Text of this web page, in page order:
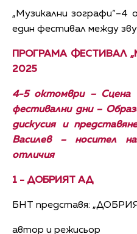
„Музикални
един фестивал между
ПРОГРАМА ФЕСТИВАЛ
2025
4-5 октомври – Сцена
фестивални дни –
дискусия и
Василев – носител
отличия
1 - ДОБРИЯТ АД
БНТ представя:
автор и режисьор